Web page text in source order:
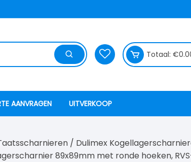
Totaal: €
AANVRAGEN UITVERKOOP
/ Dulimex
89x89mm met ronde hoeken,